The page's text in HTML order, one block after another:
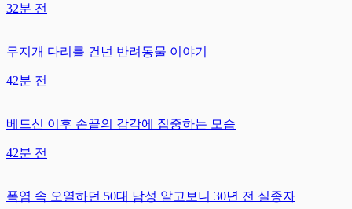
32분 전
무지개 다리를 건넌 반려동물 이야기
42분 전
베드신 이후 손끝의 감각에 집중하는 모습
42분 전
폭염 속 오열하던 50대 남성 알고보니 30년 전 실종자